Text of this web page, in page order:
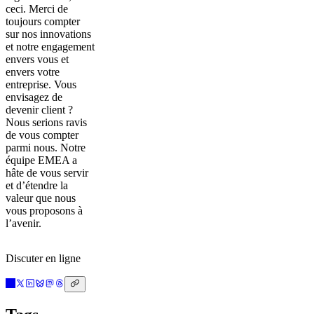
ceci. Merci de
toujours compter
sur nos innovations
et notre engagement
envers vous et
envers votre
entreprise. Vous
envisagez de
devenir client ?
Nous serions ravis
de vous compter
parmi nous. Notre
équipe EMEA a
hâte de vous servir
et d’étendre la
valeur que nous
vous proposons à
l’avenir.
Discuter en ligne